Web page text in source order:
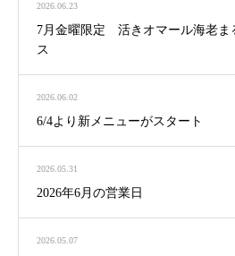
2026.06.23
7月金曜限定 活きオマール海老ま
ス
2026.06.02
6/4より新メニューがスタート
2026.05.31
2026年6月の営業日
2026.05.07